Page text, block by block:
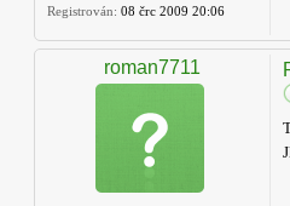
Registrován: 08 črc 2009 20:06
roman7711